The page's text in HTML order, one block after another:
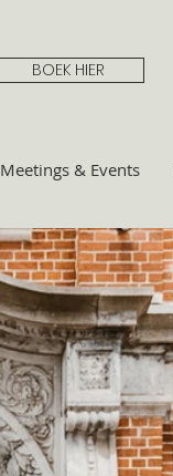
BOEK HIER
Meetings & Events